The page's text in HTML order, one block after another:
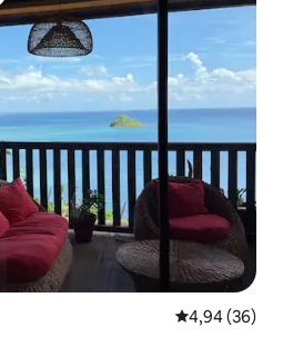
4,94 de uma
4,94 (36)